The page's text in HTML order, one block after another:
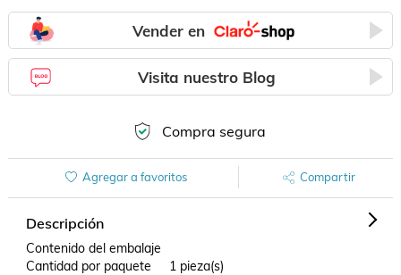
Vender en
Visita nuestro Blog
Compra segura
Agregar a favoritos Compartir
Descripción
Contenido del embalaje
Cantidad por paquete	1 pieza(s)